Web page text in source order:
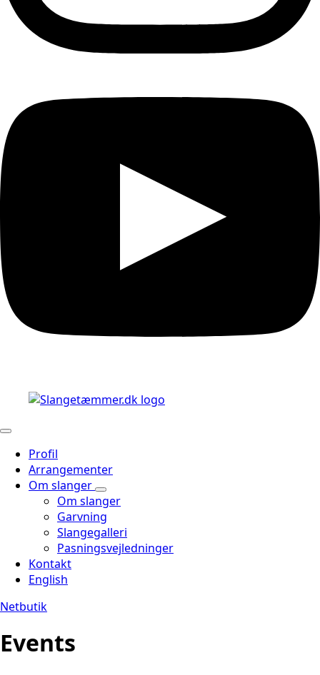
Profil
Arrangementer
Om slanger
Om slanger
Garvning
Slangegalleri
Pasningsvejledninger
Kontakt
English
Netbutik
Events